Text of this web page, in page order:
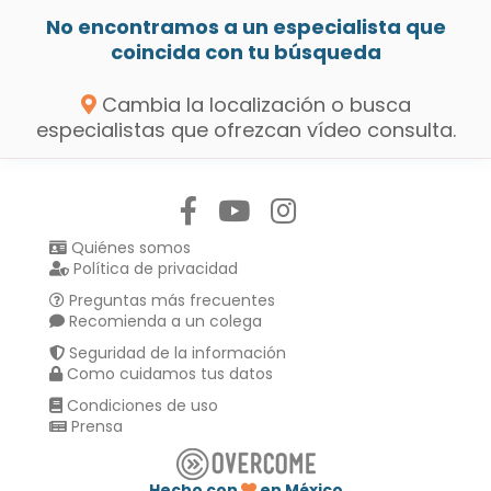
No encontramos a un especialista que
coincida con tu búsqueda
Cambia la localización o busca
especialistas que ofrezcan vídeo consulta.
Quiénes somos
Política de privacidad
Preguntas más frecuentes
Recomienda a un colega
Seguridad de la información
Como cuidamos tus datos
Condiciones de uso
Prensa